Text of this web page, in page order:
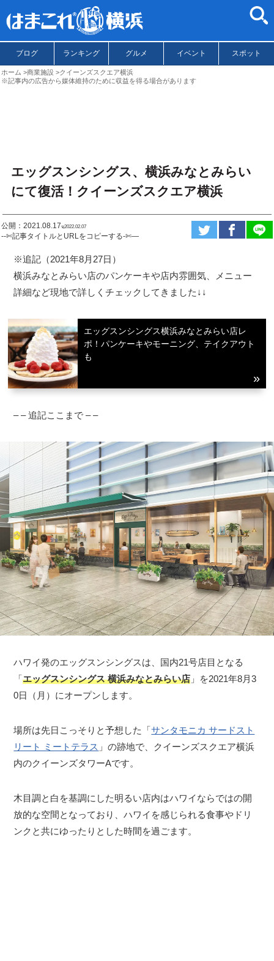
ブログ ランキング グルメ イベント スポット
ホーム 商業施設
クイーンズスクエア横浜
※記事内の広告から媒体維持のために収益を得る場合があります
エッグスンシングス、横浜みなとみらい
にて復活！クイーンズスクエア横浜
公開：2021.08.17ಇ2022.02.07
--✄記事タイトルとURLをコピーする-✄—
※追記（2021年8月27日）
横浜みなとみらい店のパンケーキや店内雰囲気、メニュー
詳細など現地で詳しくチェックしてきました↓↓
エッグスンシングス横浜みなとみらい店レ
ポ！パンケーキやモーニング、テイクアウト
も
– – 追記ここまで – –
ハワイ発のエッグスンシングスは、国内21号店目となる
「エッグスンシングス 横浜みなとみらい店 」を2021年8月3
0日（月）にオープンします。
場所は先日こっそりと予想した「サンタモニカ サードスト
リート ミートテラス 」の跡地で、クイーンズスクエア横浜
内のクイーンズタワーAです。
木目調と白を基調にした明るい店内はハワイならではの開
放的な空間となっており、ハワイを感じられる食事やドリ
ンクと共にゆったりとした時間を過ごます。